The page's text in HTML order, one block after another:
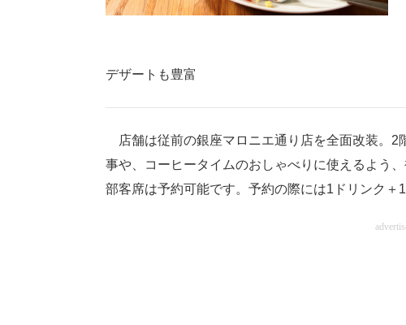
デザートも豊富
店舗は従前の銀座マロニエ通り店を全面改装。2
事や、コーヒータイムのおしゃべりに使えるよう
部客席は予約可能です。予約の際には1ドリンク＋